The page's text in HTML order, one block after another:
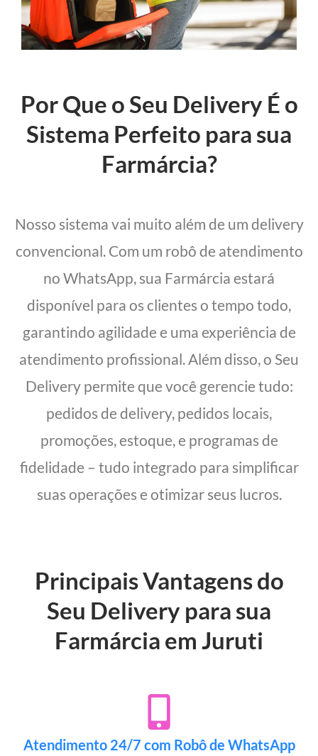
Por Que o Seu Delivery É o
Sistema Perfeito para sua
Farmárcia?
Nosso sistema vai muito além de um delivery
convencional. Com um robô de atendimento
no WhatsApp, sua Farmárcia estará
disponível para os clientes o tempo todo,
garantindo agilidade e uma experiência de
atendimento profissional. Além disso, o Seu
Delivery permite que você gerencie tudo:
pedidos de delivery, pedidos locais,
promoções, estoque, e programas de
fidelidade – tudo integrado para simplificar
suas operações e otimizar seus lucros.
Principais Vantagens do
Seu Delivery para sua
Farmárcia em Juruti
Atendimento 24/7 com Robô de WhatsApp